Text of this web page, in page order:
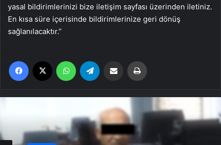
yasal bildirimlerinizi bize iletişim sayfası üzerinden iletiniz.
En kısa süre içerisinde bildirimlerinize geri dönüş
sağlanılacaktır.”
Facebook WhatsApp Email'den paylaş